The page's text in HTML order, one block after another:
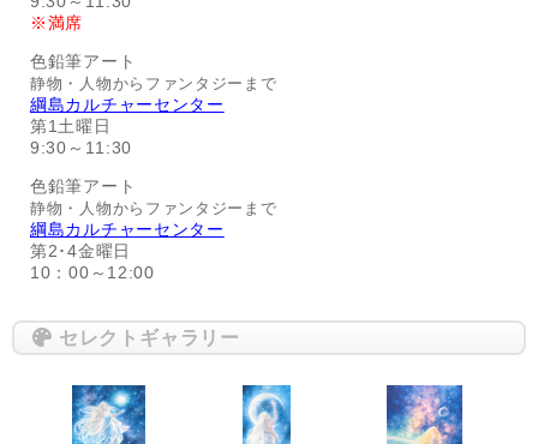
※満席
色鉛筆アート
静物・人物からファンタジーまで
綱島カルチャーセンター
第1土曜日
9:30～11:30
色鉛筆アート
静物・人物からファンタジーまで
綱島カルチャーセンター
第2･4金曜日
10：00～12:00
セレクトギャラリー